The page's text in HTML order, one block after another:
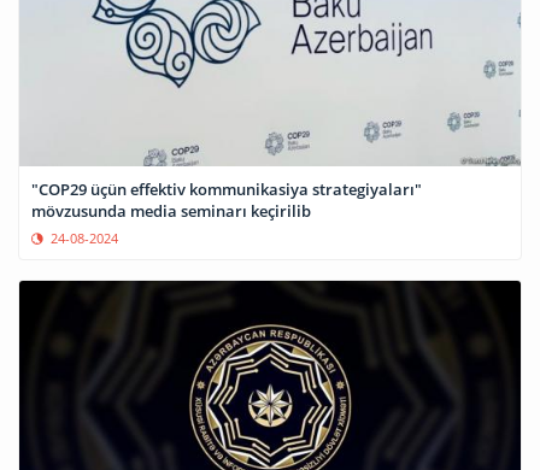
"COP29 üçün effektiv kommunikasiya strategiyaları"
mövzusunda media seminarı keçirilib
24-08-2024